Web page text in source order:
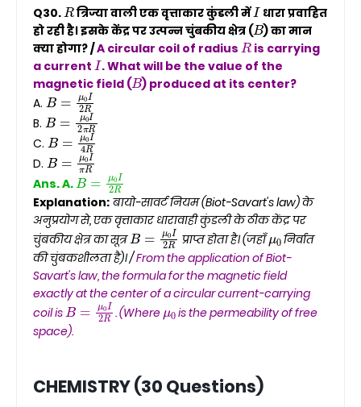
Q30. त्रिज्या वाली एक वृत्ताकार कुंडली में धारा प्रवाहित
हो रही है। इसके केंद्र पर उत्पन्न चुंबकीय क्षेत्र (B) का मान
क्या होगा? /A circular coil of radius R is carrying
a current I. What will be the value of the
magnetic field (B) produced at its center?
A. B=μ0I2R
B. B= 0I2π
C. B= 0I4
D. B= 0Iπ
Ans. A. B= 0I2
Explanation: बायो-सावर्ट नियम (Biot-Savart's law) के
अनुप्रयोग से, एक वृत्ताकार धारावाही कुंडली के ठीक केंद्र पर
चुंबकीय क्षेत्र का सूत्रB=μ 0I2Rप्राप्त होता है। (जहाँ μ0निर्वात
की चुंबकशीलता है)। /From the application of Biot-
Savart's law, the formula for the magnetic field
exactly at the center of a circular current-carrying
coil isB=μ 0I2R. (Where μ0is the permeability of free
space).
CHEMISTRY (30 Questions)